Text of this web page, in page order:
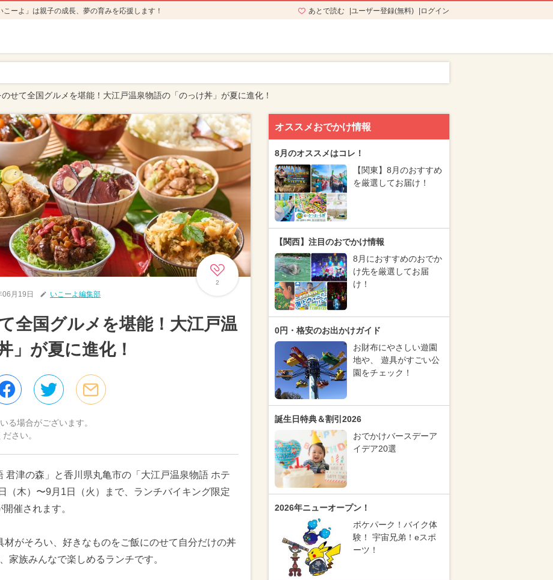
ーよ」は親子の成長、夢の育みを応援します！ あとで読む ユーザー登録(無料) ログイン
せて全国グルメを堪能！大江戸温泉物語の「のっけ丼」が夏に進化！
2
月19日 いこーよ編集部
全国グルメを堪能！大江戸温
」が夏に進化！
る場合がございます。
さい。
君津の森」と香川県丸亀市の「大江戸温泉物語 ホテ
（木）〜9月1日（火）まで、ランチバイキング限定
催されます。
がそろい、好きなものをご飯にのせて自分だけの丼
家族みんなで楽しめるランチです。
オススメおでかけ情報
8月のオススメはコレ！
【関東】8月のおすすめ
を厳選してお届け！
【関西】注目のおでかけ情報
8月におすすめのおでか
け先を厳選してお届
け！
0円・格安のお出かけガイド
お財布にやさしい遊園
地や、 遊具がすごい公
園をチェック！
誕生日特典＆割引2026
おでかけバースデーア
イデア20選
2026年ニューオープン！
ポケパーク！バイク体
験！ 宇宙兄弟！eスポ
ーツ！